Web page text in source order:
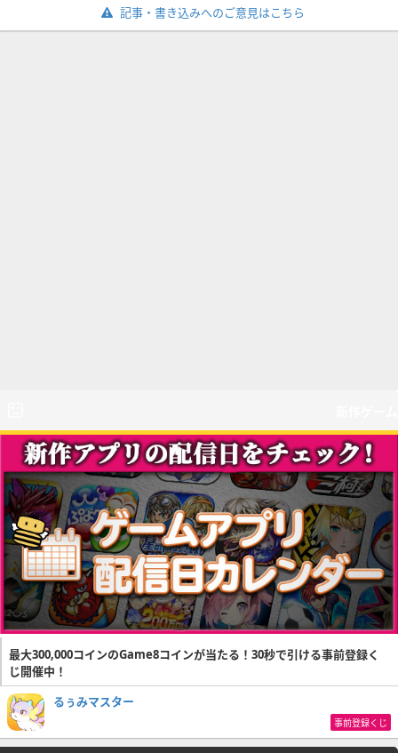
記事・書き込みへのご意見はこちら
最大300,000コインのGame8コインが当たる！30秒で引ける事前登録く
じ開催中！
るぅみマスター
事前登録くじ